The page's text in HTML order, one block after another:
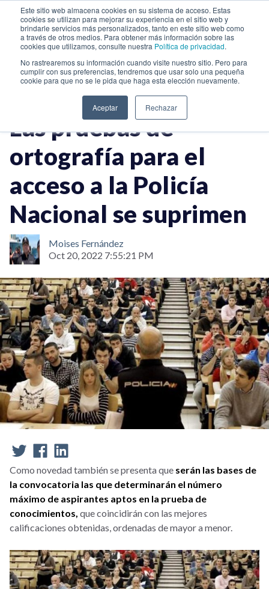
Este sitio web almacena cookies en su sistema de acceso. Estas
cookies se utilizan para mejorar su experiencia en el sitio web y
brindarle servicios más personalizados, tanto en este sitio web como
a través de otros medios. Para obtener más información sobre las
cookies que utilizamos, consulte nuestra Política de privacidad.
No rastrearemos su información cuando visite nuestro sitio. Pero para
cumplir con sus preferencias, tendremos que usar solo una pequeña
cookie para que no se le pida que haga esta elección nuevamente.
Aceptar Rechazar
Las pruebas de
ortografía para el
acceso a la Policía
Nacional se suprimen
Moises Fernández
Oct 20, 2022 7:55:21 PM
Como novedad también se presenta que serán las bases de
la convocatoria las que determinarán el número
máximo de aspirantes aptos en la prueba de
conocimientos, que coincidirán con las mejores
calificaciones obtenidas, ordenadas de mayor a menor.